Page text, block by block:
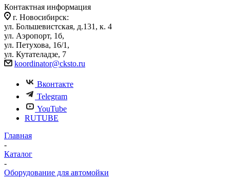
Контактная информация
г. Новосибирск:
ул. Большевистская, д.131, к. 4
ул. Аэропорт, 1б,
ул. Петухова, 16/1,
ул. Кутателадзе, 7
koordinator@cksto.ru
Вконтакте
Telegram
YouTube
RUTUBE
Главная
-
Каталог
-
Оборудование для автомойки